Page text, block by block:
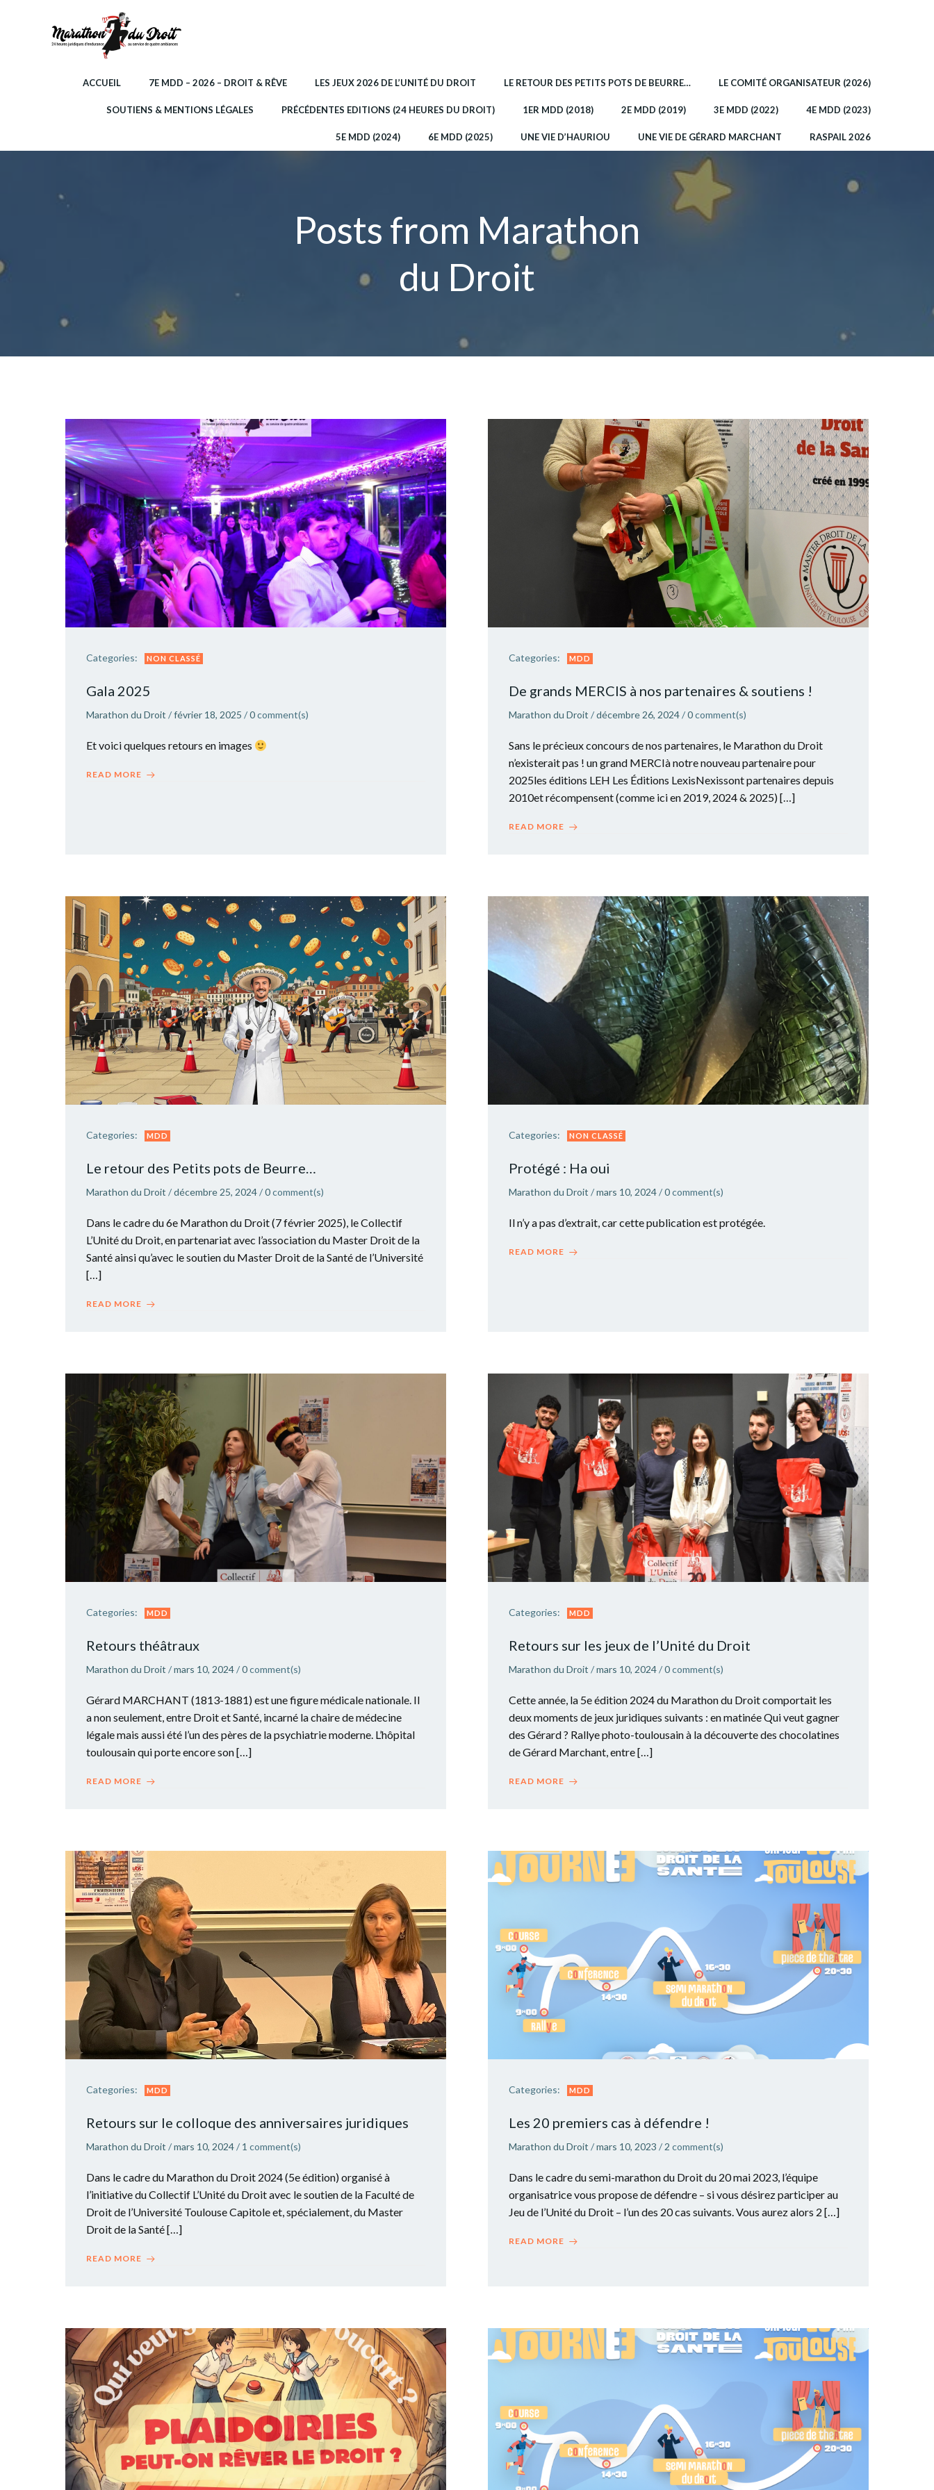
ACCUEIL 7E MDD – 2026 – DROIT & RÊVE LES JEUX 2026 DE L’UNITÉ DU DROIT LE RETOUR DES PETITS POTS DE BEURRE… LE COMITÉ ORGANISATEUR (2026)
SOUTIENS & MENTIONS LÉGALES PRÉCÉDENTES EDITIONS (24 HEURES DU DROIT) 1ER MDD (2018) 2E MDD (2019) 3E MDD (2022) 4E MDD (2023)
5E MDD (2024) 6E MDD (2025) UNE VIE D’HAURIOU UNE VIE DE GÉRARD MARCHANT RASPAIL 2026
Posts from Marathon
du Droit
Categories: NON CLASSÉ
Gala 2025
Marathon du Droit /février 18, 2025 /0comment(s)
Et voici quelques retours en images
READ MORE
Categories: MDD
De grands MERCIS à nos partenaires & soutiens !
Marathon du Droit /décembre 26, 2024/0comment(s)
Sans le précieux concours de nos partenaires, le Marathon du Droit
n’existerait pas ! un grand MERCIà notre nouveau partenaire pour
2025les éditions LEH Les Éditions LexisNexissont partenaires depuis
2010et récompensent (comme ici en 2019, 2024 & 2025) […]
READ MORE
Categories: MDD
Le retour des Petits pots de Beurre…
Marathon du Droit /décembre 25, 2024/0comment(s)
Dans le cadre du 6e Marathon du Droit (7 février 2025), le Collectif
L’Unité du Droit, en partenariat avec l’association du Master Droit de la
Santé ainsi qu’avec le soutien du Master Droit de la Santé de l’Université
[…]
READ MORE
Categories: NON CLASSÉ
Protégé : Ha oui
Marathon du Droit /mars 10, 2024/0comment(s)
Il n’y a pas d’extrait, car cette publication est protégée.
READ MORE
Categories: MDD
Retours théâtraux
Marathon du Droit /mars 10, 2024/0comment(s)
Gérard MARCHANT (1813-1881) est une figure médicale nationale. Il
a non seulement, entre Droit et Santé, incarné la chaire de médecine
légale mais aussi été l’un des pères de la psychiatrie moderne. L’hôpital
toulousain qui porte encore son […]
READ MORE
Categories: MDD
Retours sur les jeux de l’Unité du Droit
Marathon du Droit /mars 10, 2024/0comment(s)
Cette année, la 5e édition 2024 du Marathon du Droit comportait les
deux moments de jeux juridiques suivants : en matinée Qui veut gagner
des Gérard ? Rallye photo-toulousain à la découverte des chocolatines
de Gérard Marchant, entre […]
READ MORE
Categories: MDD
Retours sur le colloque des anniversaires juridiques
Marathon du Droit /mars 10, 2024/ 1 comment(s)
Dans le cadre du Marathon du Droit 2024 (5e édition) organisé à
l’initiative du Collectif L’Unité du Droit avec le soutien de la Faculté de
Droit de l’Université Toulouse Capitole et, spécialement, du Master
Droit de la Santé […]
READ MORE
Categories: MDD
Les 20 premiers cas à défendre !
Marathon du Droit /mars 10, 2023 / 2 comment(s)
Dans le cadre du semi-marathon du Droit du 20 mai 2023, l’équipe
organisatrice vous propose de défendre – si vous désirez participer au
Jeu de l’Unité du Droit – l’un des 20 cas suivants. Vous aurez alors 2 […]
READ MORE